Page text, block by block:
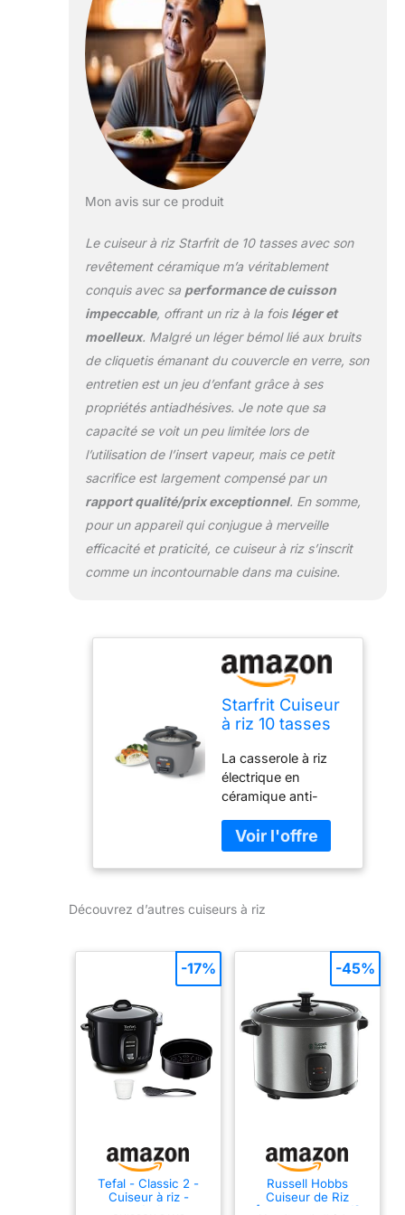
familles et les repas
de groupe. Le
contrôle en une
étape garantit une
cuisson parfaite du
riz à chaque fois. Le
couvercle en verre
transparent permet
un contrôle facile
vapeur. Comprend :
panier vapeur et
Cet appareil
polyvalent cuisine
riz, quinoa, légumes
et protéines.
Mon avis sur ce produit
Le cuiseur à riz Starfrit de 10 tasses avec son
revêtement céramique m’a véritablement
conquis avec sa performance de cuisson
impeccable, offrant un riz à la fois léger et
moelleux. Malgré un léger bémol lié aux bruits
de cliquetis émanant du couvercle en verre, son
entretien est un jeu d’enfant grâce à ses
propriétés antiadhésives. Je note que sa
capacité se voit un peu limitée lors de
l’utilisation de l’insert vapeur, mais ce petit
sacrifice est largement compensé par un
rapport qualité/prix exceptionnel. En somme,
pour un appareil qui conjugue à merveille
efficacité et praticité, ce cuiseur à riz s’inscrit
comme un incontournable dans ma cuisine.
Starfrit Cuiseur
à riz 10 tasses
revêtement
céramique -
Gris
La casserole à riz
électrique en
céramique anti-
de 10 tasses
dispose d'une
casserole en
PTFE/APFO et PFAS
saine. Sa capacité
familles et les repas
de groupe. Le
contrôle en une
étape garantit une
cuisson parfaite du
riz à chaque fois. Le
un contrôle facile
de la cuisson à la
vapeur. Comprend :
Découvrez d’autres cuiseurs à riz
Tefal - Classic 2 -
Cuiseur à riz -
-17%
Russell Hobbs
Cuiseur de Riz
[Grande Capacité]
-45%